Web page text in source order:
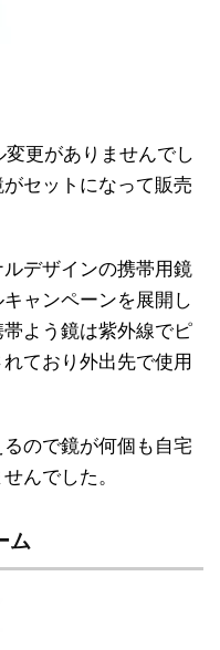
更がありませんでし
セットになって販売
デザインの携帯用鏡
ャンペーンを展開し
よう鏡は紫外線でピ
ており外出先で使用
ので鏡が何個も自宅
んでした。
ム